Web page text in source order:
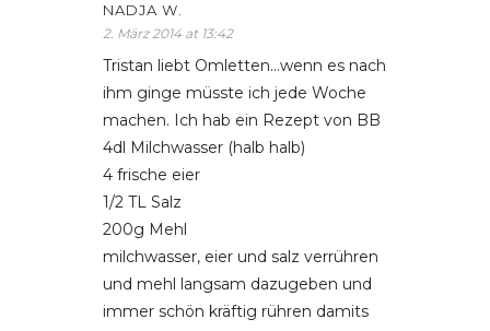
NADJA W.
2. März 2014 at 13:42
Tristan liebt Omletten…wenn es nach
ihm ginge müsste ich jede Woche
machen. Ich hab ein Rezept von BB
4dl Milchwasser (halb halb)
4 frische eier
1/2 TL Salz
200g Mehl
milchwasser, eier und salz verrühren
und mehl langsam dazugeben und
immer schön kräftig rühren damits